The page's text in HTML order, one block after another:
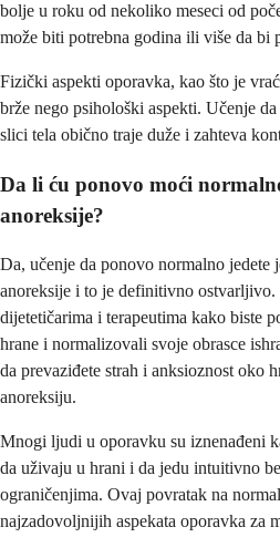
bolje u roku od nekoliko meseci od
može biti potrebna godina ili više da bi
Fizički aspekti oporavka, kao što je
brže nego psihološki aspekti. Učenje
slici tela obično traje duže i zahteva
Da li ću ponovo moći
anoreksije?
Da, učenje da ponovo normalno jedete
anoreksije i to je definitivno ostvarljivo.
dijetetičarima i terapeutima kako biste
hrane i normalizovali svoje obrasce
da prevaziđete strah i anksioznost oko
anoreksiju.
Mnogi ljudi u oporavku su iznenađeni
da uživaju u hrani i da jedu intuitivno
ograničenjima. Ovaj povratak na
najzadovoljnijih aspekata oporavka za